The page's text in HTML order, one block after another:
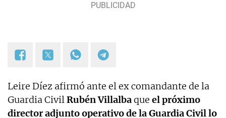
Leire Díez afirmó ante el ex comandante de la
Guardia CivilRubén Villalbaque el próximo
director adjunto operativo de la Guardia Civil lo